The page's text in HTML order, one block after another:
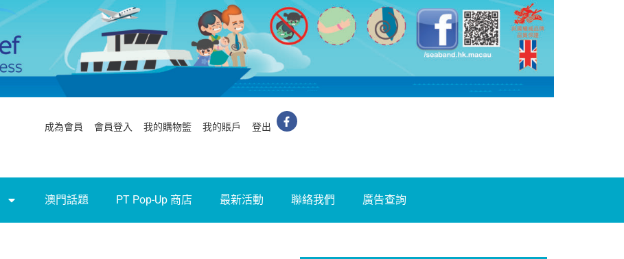
成為會員 會員登入 我的購物籃 我的賬戶 登出
澳門話題 PT Pop-Up 商店 最新活動 聯絡我們 廣告查詢